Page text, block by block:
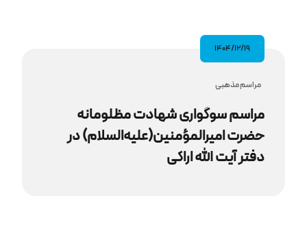
۱۴۰۴/۱۲/۱۹
مراسم مذهبى
مراسم سوگواری شهادت مظلومانه
حضرت امیرالمؤمنین(علیه‌السلام) در
دفتر آیت‌ الله اراکی